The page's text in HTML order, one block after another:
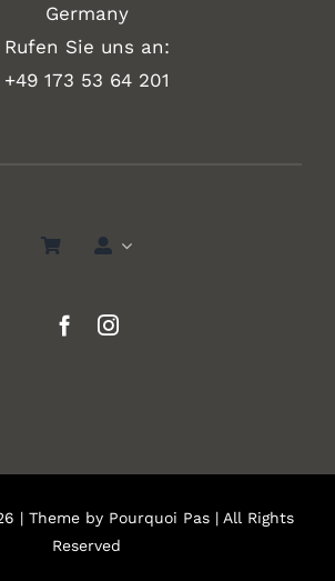
Germany
Rufen Sie uns an:
+49 173 53 64 201
| Theme by Pourquoi Pas| All Rights
Reserved